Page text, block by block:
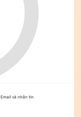
Email và nhắn tin